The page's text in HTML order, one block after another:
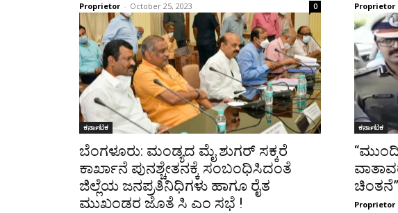
Proprietor - October 25, 2023 0 Proprietor
ಕರ್ನಾಟಕ
ಬೆಂಗಳೂರು: ಮಂಡ್ಯದ ಮೈ ಶುಗರ್ ಸಕ್ಕರೆ
ಕಾರ್ಖಾನೆ ಪುನಶ್ಚೇತನಕ್ಕೆ ಸಂಬಂಧಿಸಿದಂತೆ
ಜಿಲ್ಲೆಯ ಜನಪ್ರತಿನಿಧಿಗಳು ಹಾಗೂ ರೈತ
ಮುಖಂಡರ ಜೊತೆ ಸಿ ಎಂ ಸಭೆ !
ಕರ್ನಾಟಕ
Proprietor